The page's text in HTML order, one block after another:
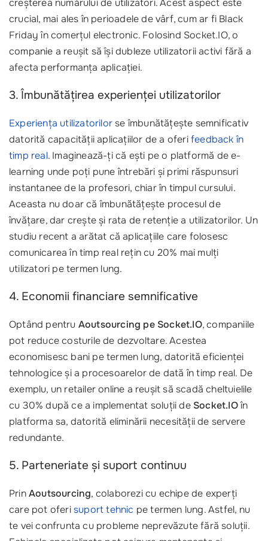
creșterea numărului de utilizatori. Acest aspect este
crucial, mai ales în perioadele de vârf, cum ar fi Black
Friday în comerțul electronic. Folosind Socket.IO, o
companie a reușit să își dubleze utilizatorii activi fără a
afecta performanța aplicației.
3. Îmbunătățirea experienței utilizatorilor
Experiența utilizatorilorse îmbunătățește semnificativ
datorită capacității aplicațiilor de a oferifeedback în
timp real. Imaginează-ți că ești pe o platformă de e-
learning unde poți pune întrebări și primi răspunsuri
instantanee de la profesori, chiar în timpul cursului.
Aceasta nu doar că îmbunătățește procesul de
învățare, dar crește și rata de retenție a utilizatorilor. Un
studiu recent a arătat că aplicațiile care folosesc
comunicarea în timp real rețin cu 20% mai mulți
utilizatori pe termen lung. ‍
4. Economii financiare semnificative
Optând pentru Aoutsourcing pe Socket.IO, companiile
pot reduce costurile de dezvoltare. Acestea
economisesc bani pe termen lung, datorită eficienței
tehnologice și a procesoarelor de dată în timp real. De
exemplu, un retailer online a reușit să scadă cheltuielile
cu 30% după ce a implementat soluții de Socket.IOîn
platforma sa, datorită eliminării necesității de servere
redundante.
5. Parteneriate și suport continuu
PrinAoutsourcing, colaborezi cu echipe de experți
care pot oferisuport tehnic pe termen lung. Astfel, nu
te vei confrunta cu probleme neprevăzute fără soluții.